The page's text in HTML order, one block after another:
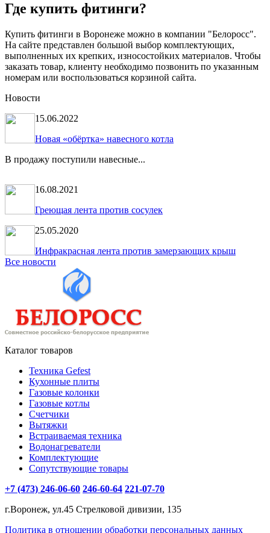
Где купить фитинги?
Купить фитинги в Воронеже можно в компании "Белоросс".
На сайте представлен большой выбор комплектующих,
выполненных их крепких, износостойких материалов. Чтобы
заказать товар, клиенту необходимо позвонить по указанным
номерам или воспользоваться корзиной сайта.
Новости
15.06.2022
Новая «обёртка» навесного котла
В продажу поступили навесные...
16.08.2021
Греющая лента против сосулек
25.05.2020
Инфракрасная лента против замерзающих крыш
Все новости
Каталог товаров
Техника Gefest
Кухонные плиты
Газовые колонки
Газовые котлы
Счетчики
Вытяжки
Встраиваемая техника
Водонагреватели
Комплектующие
Сопутствующие товары
+7 (473) 246-06-60 246-60-64 221-07-70
г.Воронеж, ул.45 Стрелковой дивизии, 135
Политика в отношении обработки персональных данных